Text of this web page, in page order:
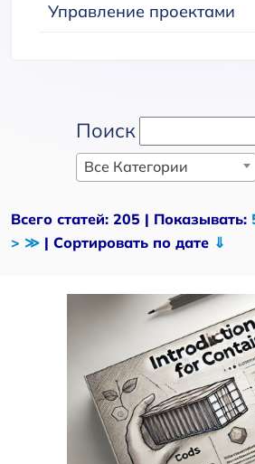
Управление проектами
Поиск
Все Категории
Всего статей: 205 | Показывать:
> ≫ | Сортировать по дате ⇓